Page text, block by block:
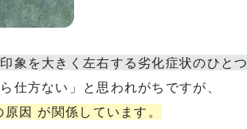
象を大きく左右する劣化症状のひとつ
仕方ない」と思われがちですが、
因 が関係しています。